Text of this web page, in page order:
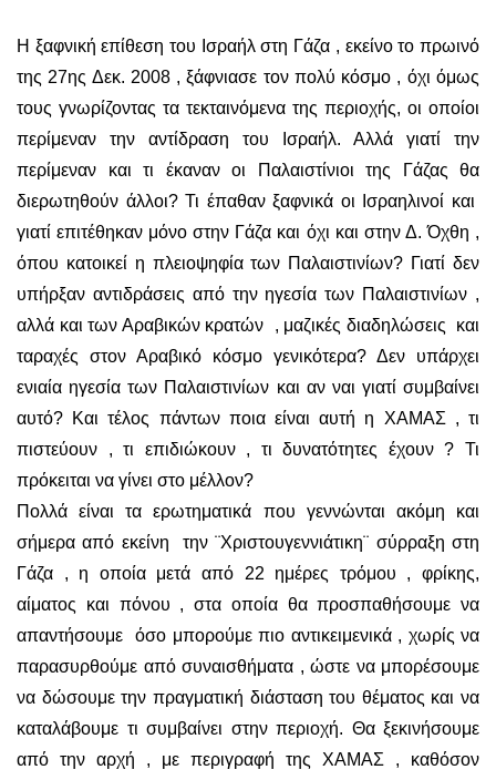
Η ξαφνική επίθεση του Ισραήλ στη Γάζα , εκείνο το πρωινό
της 27ης Δεκ. 2008 , ξάφνιασε τον πολύ κόσμο , όχι όμως
τους γνωρίζοντας τα τεκταινόμενα της περιοχής, οι οποίοι
περίμεναν την αντίδραση του Ισραήλ. Αλλά γιατί την
περίμεναν και τι έκαναν οι Παλαιστίνιοι της Γάζας θα
διερωτηθούν άλλοι? Τι έπαθαν ξαφνικά οι Ισραηλινοί και
γιατί επιτέθηκαν μόνο στην Γάζα και όχι και στην Δ. Όχθη ,
όπου κατοικεί η πλειοψηφία των Παλαιστινίων? Γιατί δεν
υπήρξαν αντιδράσεις από την ηγεσία των Παλαιστινίων ,
αλλά και των Αραβικών κρατών , μαζικές διαδηλώσεις και
ταραχές στον Αραβικό κόσμο γενικότερα? Δεν υπάρχει
ενιαία ηγεσία των Παλαιστινίων και αν ναι γιατί συμβαίνει
αυτό? Και τέλος πάντων ποια είναι αυτή η ΧΑΜΑΣ , τι
πιστεύουν , τι επιδιώκουν , τι δυνατότητες έχουν ? Τι
πρόκειται να γίνει στο μέλλον?
Πολλά είναι τα ερωτηματικά που γεννώνται ακόμη και
σήμερα από εκείνη την ¨Χριστουγεννιάτικη¨ σύρραξη στη
Γάζα , η οποία μετά από 22 ημέρες τρόμου , φρίκης,
αίματος και πόνου , στα οποία θα προσπαθήσουμε να
απαντήσουμε όσο μπορούμε πιο αντικειμενικά , χωρίς να
παρασυρθούμε από συναισθήματα , ώστε να μπορέσουμε
να δώσουμε την πραγματική διάσταση του θέματος και να
καταλάβουμε τι συμβαίνει στην περιοχή. Θα ξεκινήσουμε
από την αρχή , με περιγραφή της ΧΑΜΑΣ , καθόσον